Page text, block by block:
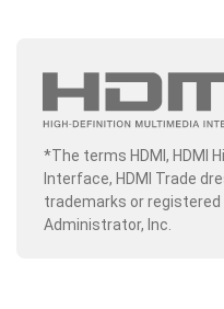
*The terms HDMI, HDMI
Interface, HDMI Trade
trademarks or registered
Administrator, Inc.